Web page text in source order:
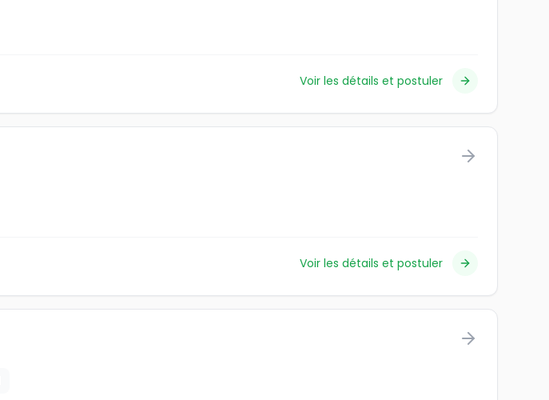
Voir les détails et postuler
Voir les détails et postuler